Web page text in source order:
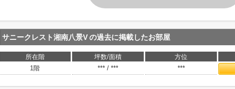
サニークレスト湘南八景Vの過去に掲載したお部屋
所在階 坪数/面積 方位
1階
*** / *** ***